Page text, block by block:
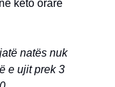
këto orare
natës nuk
e ujit prek 3